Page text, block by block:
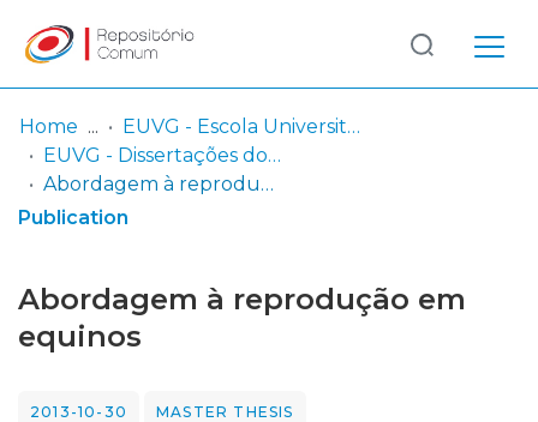
Communities
& Collections
Log
In
(current)
Home
EUVG - Escola Universitária Vasco da Gama
EUVG - Dissertações do Mestrado Integrado em Medicina Veterinária
Abordagem à reprodução em equinos
Publication
Abordagem à reprodução em
equinos
2013-10-30 MASTER THESIS